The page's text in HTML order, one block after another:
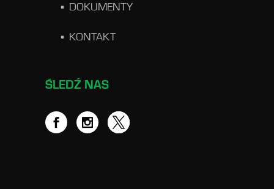
DOKUMENTY
KONTAKT
ŚLEDŹ NAS